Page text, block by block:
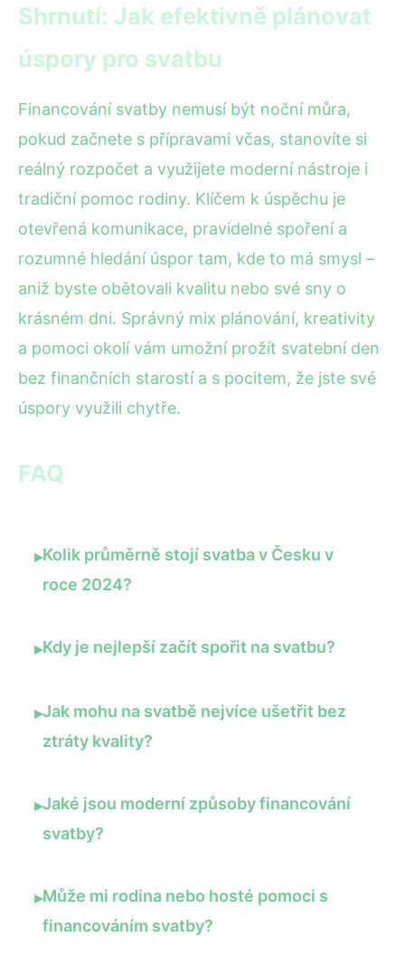
Shrnutí: Jak efektivně plánovat
úspory pro svatbu
Financování svatby nemusí být noční můra,
pokud začnete s přípravami včas, stanovíte si
reálný rozpočet a využijete moderní nástroje i
tradiční pomoc rodiny. Klíčem k úspěchu je
otevřená komunikace, pravidelné spoření a
rozumné hledání úspor tam, kde to má smysl –
aniž byste obětovali kvalitu nebo své sny o
krásném dni. Správný mix plánování, kreativity
a pomoci okolí vám umožní prožít svatební den
bez finančních starostí a s pocitem, že jste své
úspory využili chytře.
FAQ
▸Kolik průměrně stojí svatba v Česku v
roce 2024?
▸Kdy je nejlepší začít spořit na svatbu?
▸Jak mohu na svatbě nejvíce ušetřit bez
ztráty kvality?
▸Jaké jsou moderní způsoby financování
svatby?
▸Může mi rodina nebo hosté pomoci s
financováním svatby?